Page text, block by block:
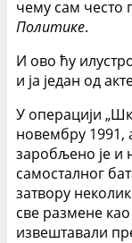
чему сам често
Политике.
И ово ћу
и ја један од
У операцији
новембру 1991,
заробљено је и
самосталног
затвору
све размене
извештавали